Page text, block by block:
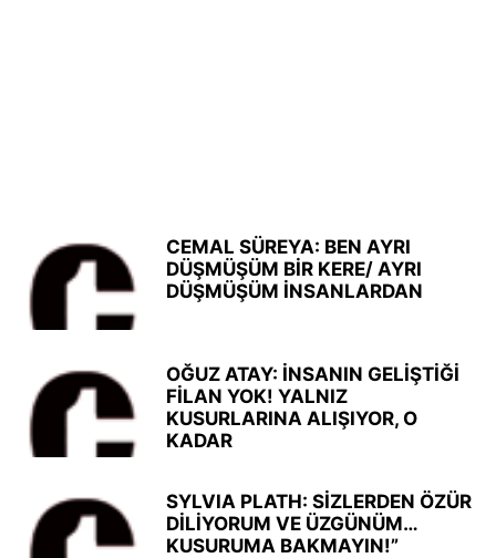
CEMAL SÜREYA: BEN AYRI
DÜŞMÜŞÜM BİR KERE/ AYRI
DÜŞMÜŞÜM İNSANLARDAN
OĞUZ ATAY: İNSANIN GELİŞTİĞİ
FİLAN YOK! YALNIZ
KUSURLARINA ALIŞIYOR, O
KADAR
SYLVIA PLATH: SİZLERDEN ÖZÜR
DİLİYORUM VE ÜZGÜNÜM…
KUSURUMA BAKMAYIN!”